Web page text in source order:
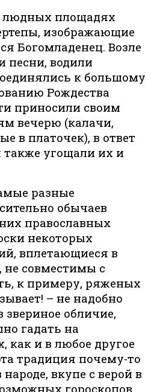
людных площадях
изображающие
Богомладенец. Возле
песни, водили
к большому
Рождества
приносили своим
вечерю (калачи,
в платочек), в ответ
также угощали их и
разные
обычаев
православных
некоторых
вплетающиеся в
совместимы с
к примеру, ряженых
– не надобно
звериное обличие,
гадать на
как и в любое другое
традиция почему-то
вкупе с верой в
гороскопов.